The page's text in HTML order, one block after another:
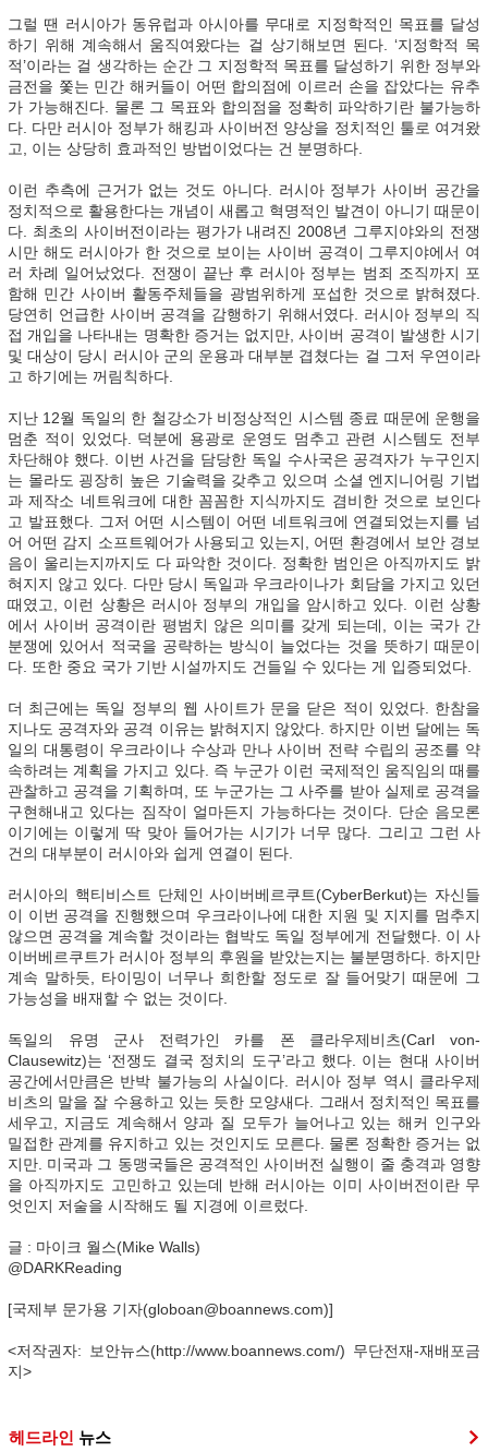
그럴 땐 러시아가 동유럽과 아시아를 무대로 지정학적인 목표를 달성
하기 위해 계속해서 움직여왔다는 걸 상기해보면 된다. ‘지정학적 목
적’이라는 걸 생각하는 순간 그 지정학적 목표를 달성하기 위한 정부와
금전을 쫓는 민간 해커들이 어떤 합의점에 이르러 손을 잡았다는 유추
가 가능해진다. 물론 그 목표와 합의점을 정확히 파악하기란 불가능하
다. 다만 러시아 정부가 해킹과 사이버전 양상을 정치적인 툴로 여겨왔
고, 이는 상당히 효과적인 방법이었다는 건 분명하다.
이런 추측에 근거가 없는 것도 아니다. 러시아 정부가 사이버 공간을
정치적으로 활용한다는 개념이 새롭고 혁명적인 발견이 아니기 때문이
다. 최초의 사이버전이라는 평가가 내려진 2008년 그루지야와의 전쟁
시만 해도 러시아가 한 것으로 보이는 사이버 공격이 그루지야에서 여
러 차례 일어났었다. 전쟁이 끝난 후 러시아 정부는 범죄 조직까지 포
함해 민간 사이버 활동주체들을 광범위하게 포섭한 것으로 밝혀졌다.
당연히 언급한 사이버 공격을 감행하기 위해서였다. 러시아 정부의 직
접 개입을 나타내는 명확한 증거는 없지만, 사이버 공격이 발생한 시기
및 대상이 당시 러시아 군의 운용과 대부분 겹쳤다는 걸 그저 우연이라
고 하기에는 꺼림칙하다.
지난 12월 독일의 한 철강소가 비정상적인 시스템 종료 때문에 운행을
멈춘 적이 있었다. 덕분에 용광로 운영도 멈추고 관련 시스템도 전부
차단해야 했다. 이번 사건을 담당한 독일 수사국은 공격자가 누구인지
는 몰라도 굉장히 높은 기술력을 갖추고 있으며 소셜 엔지니어링 기법
과 제작소 네트워크에 대한 꼼꼼한 지식까지도 겸비한 것으로 보인다
고 발표했다. 그저 어떤 시스템이 어떤 네트워크에 연결되었는지를 넘
어 어떤 감지 소프트웨어가 사용되고 있는지, 어떤 환경에서 보안 경보
음이 울리는지까지도 다 파악한 것이다. 정확한 범인은 아직까지도 밝
혀지지 않고 있다. 다만 당시 독일과 우크라이나가 회담을 가지고 있던
때였고, 이런 상황은 러시아 정부의 개입을 암시하고 있다. 이런 상황
에서 사이버 공격이란 평범치 않은 의미를 갖게 되는데, 이는 국가 간
분쟁에 있어서 적국을 공략하는 방식이 늘었다는 것을 뜻하기 때문이
다. 또한 중요 국가 기반 시설까지도 건들일 수 있다는 게 입증되었다.
더 최근에는 독일 정부의 웹 사이트가 문을 닫은 적이 있었다. 한참을
지나도 공격자와 공격 이유는 밝혀지지 않았다. 하지만 이번 달에는 독
일의 대통령이 우크라이나 수상과 만나 사이버 전략 수립의 공조를 약
속하려는 계획을 가지고 있다. 즉 누군가 이런 국제적인 움직임의 때를
관찰하고 공격을 기획하며, 또 누군가는 그 사주를 받아 실제로 공격을
구현해내고 있다는 짐작이 얼마든지 가능하다는 것이다. 단순 음모론
이기에는 이렇게 딱 맞아 들어가는 시기가 너무 많다. 그리고 그런 사
건의 대부분이 러시아와 쉽게 연결이 된다.
러시아의 핵티비스트 단체인 사이버베르쿠트(CyberBerkut)는 자신들
이 이번 공격을 진행했으며 우크라이나에 대한 지원 및 지지를 멈추지
않으면 공격을 계속할 것이라는 협박도 독일 정부에게 전달했다. 이 사
이버베르쿠트가 러시아 정부의 후원을 받았는지는 불분명하다. 하지만
계속 말하듯, 타이밍이 너무나 희한할 정도로 잘 들어맞기 때문에 그
가능성을 배재할 수 없는 것이다.
독일의 유명 군사 전력가인 카를 폰 클라우제비츠(Carl von-
Clausewitz)는 ‘전쟁도 결국 정치의 도구’라고 했다. 이는 현대 사이버
공간에서만큼은 반박 불가능의 사실이다. 러시아 정부 역시 클라우제
비츠의 말을 잘 수용하고 있는 듯한 모양새다. 그래서 정치적인 목표를
세우고, 지금도 계속해서 양과 질 모두가 늘어나고 있는 해커 인구와
밀접한 관계를 유지하고 있는 것인지도 모른다. 물론 정확한 증거는 없
지만. 미국과 그 동맹국들은 공격적인 사이버전 실행이 줄 충격과 영향
을 아직까지도 고민하고 있는데 반해 러시아는 이미 사이버전이란 무
엇인지 저술을 시작해도 될 지경에 이르렀다.
글 : 마이크 월스(Mike Walls)
@DARKReading
[국제부 문가용 기자(globoan@boannews.com)]
<저작권자: 보안뉴스(http://www.boannews.com/) 무단전재-재배포금
지>
헤드라인 뉴스